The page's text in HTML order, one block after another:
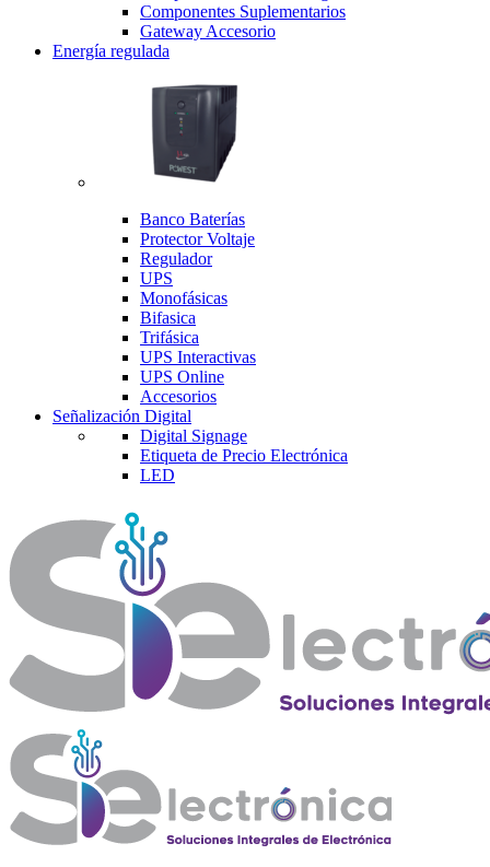
Componentes Suplementarios
Gateway Accesorio
Energía regulada
Banco Baterías
Protector Voltaje
Regulador
UPS
Monofásicas
Bifasica
Trifásica
UPS Interactivas
UPS Online
Accesorios
Señalización Digital
Digital Signage
Etiqueta de Precio Electrónica
LED